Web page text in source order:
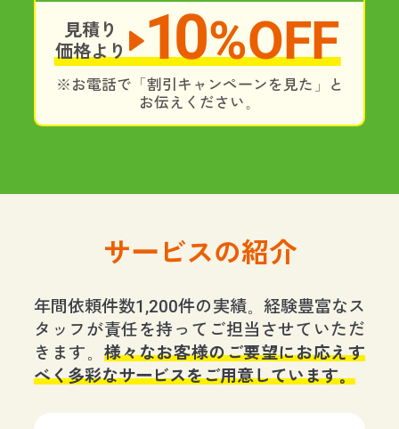
見積り
価格より
10%OFF
※お電話で「割引キャンペーンを見た」と
お伝えください。
サービスの紹介
年間依頼件数1,200件の実績。経験豊富なス
タッフが責任を持ってご担当させていただ
きます。 様々なお客様のご要望にお応えす
べく多彩なサービスをご用意しています。